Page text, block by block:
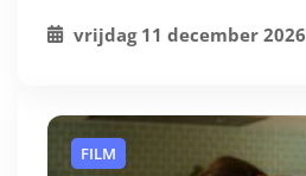
vrijdag 11 december 2026
FILM